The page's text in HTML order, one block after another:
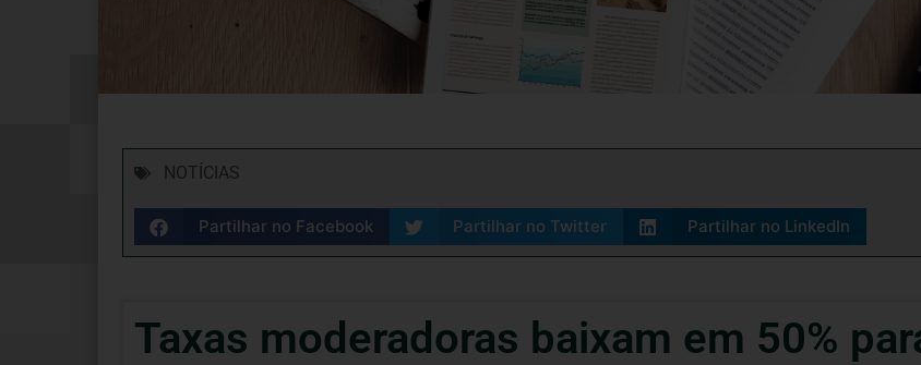
NOTÍCIAS
Partilhar no Facebook Partilhar no Twitter Partilhar no LinkedIn
Taxas moderadoras baixam em 50%